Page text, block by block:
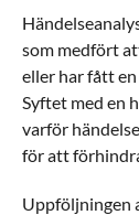
som medfört
eller har fått
Syftet med en
varför
för att
Uppföljningen